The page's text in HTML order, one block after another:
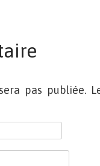
pas publiée.